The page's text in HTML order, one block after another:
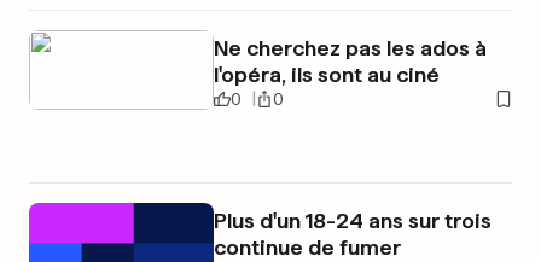
Ne cherchez pas les ados à
l'opéra, ils sont au ciné
0 0
Plus d'un 18-24 ans sur trois
continue de fumer